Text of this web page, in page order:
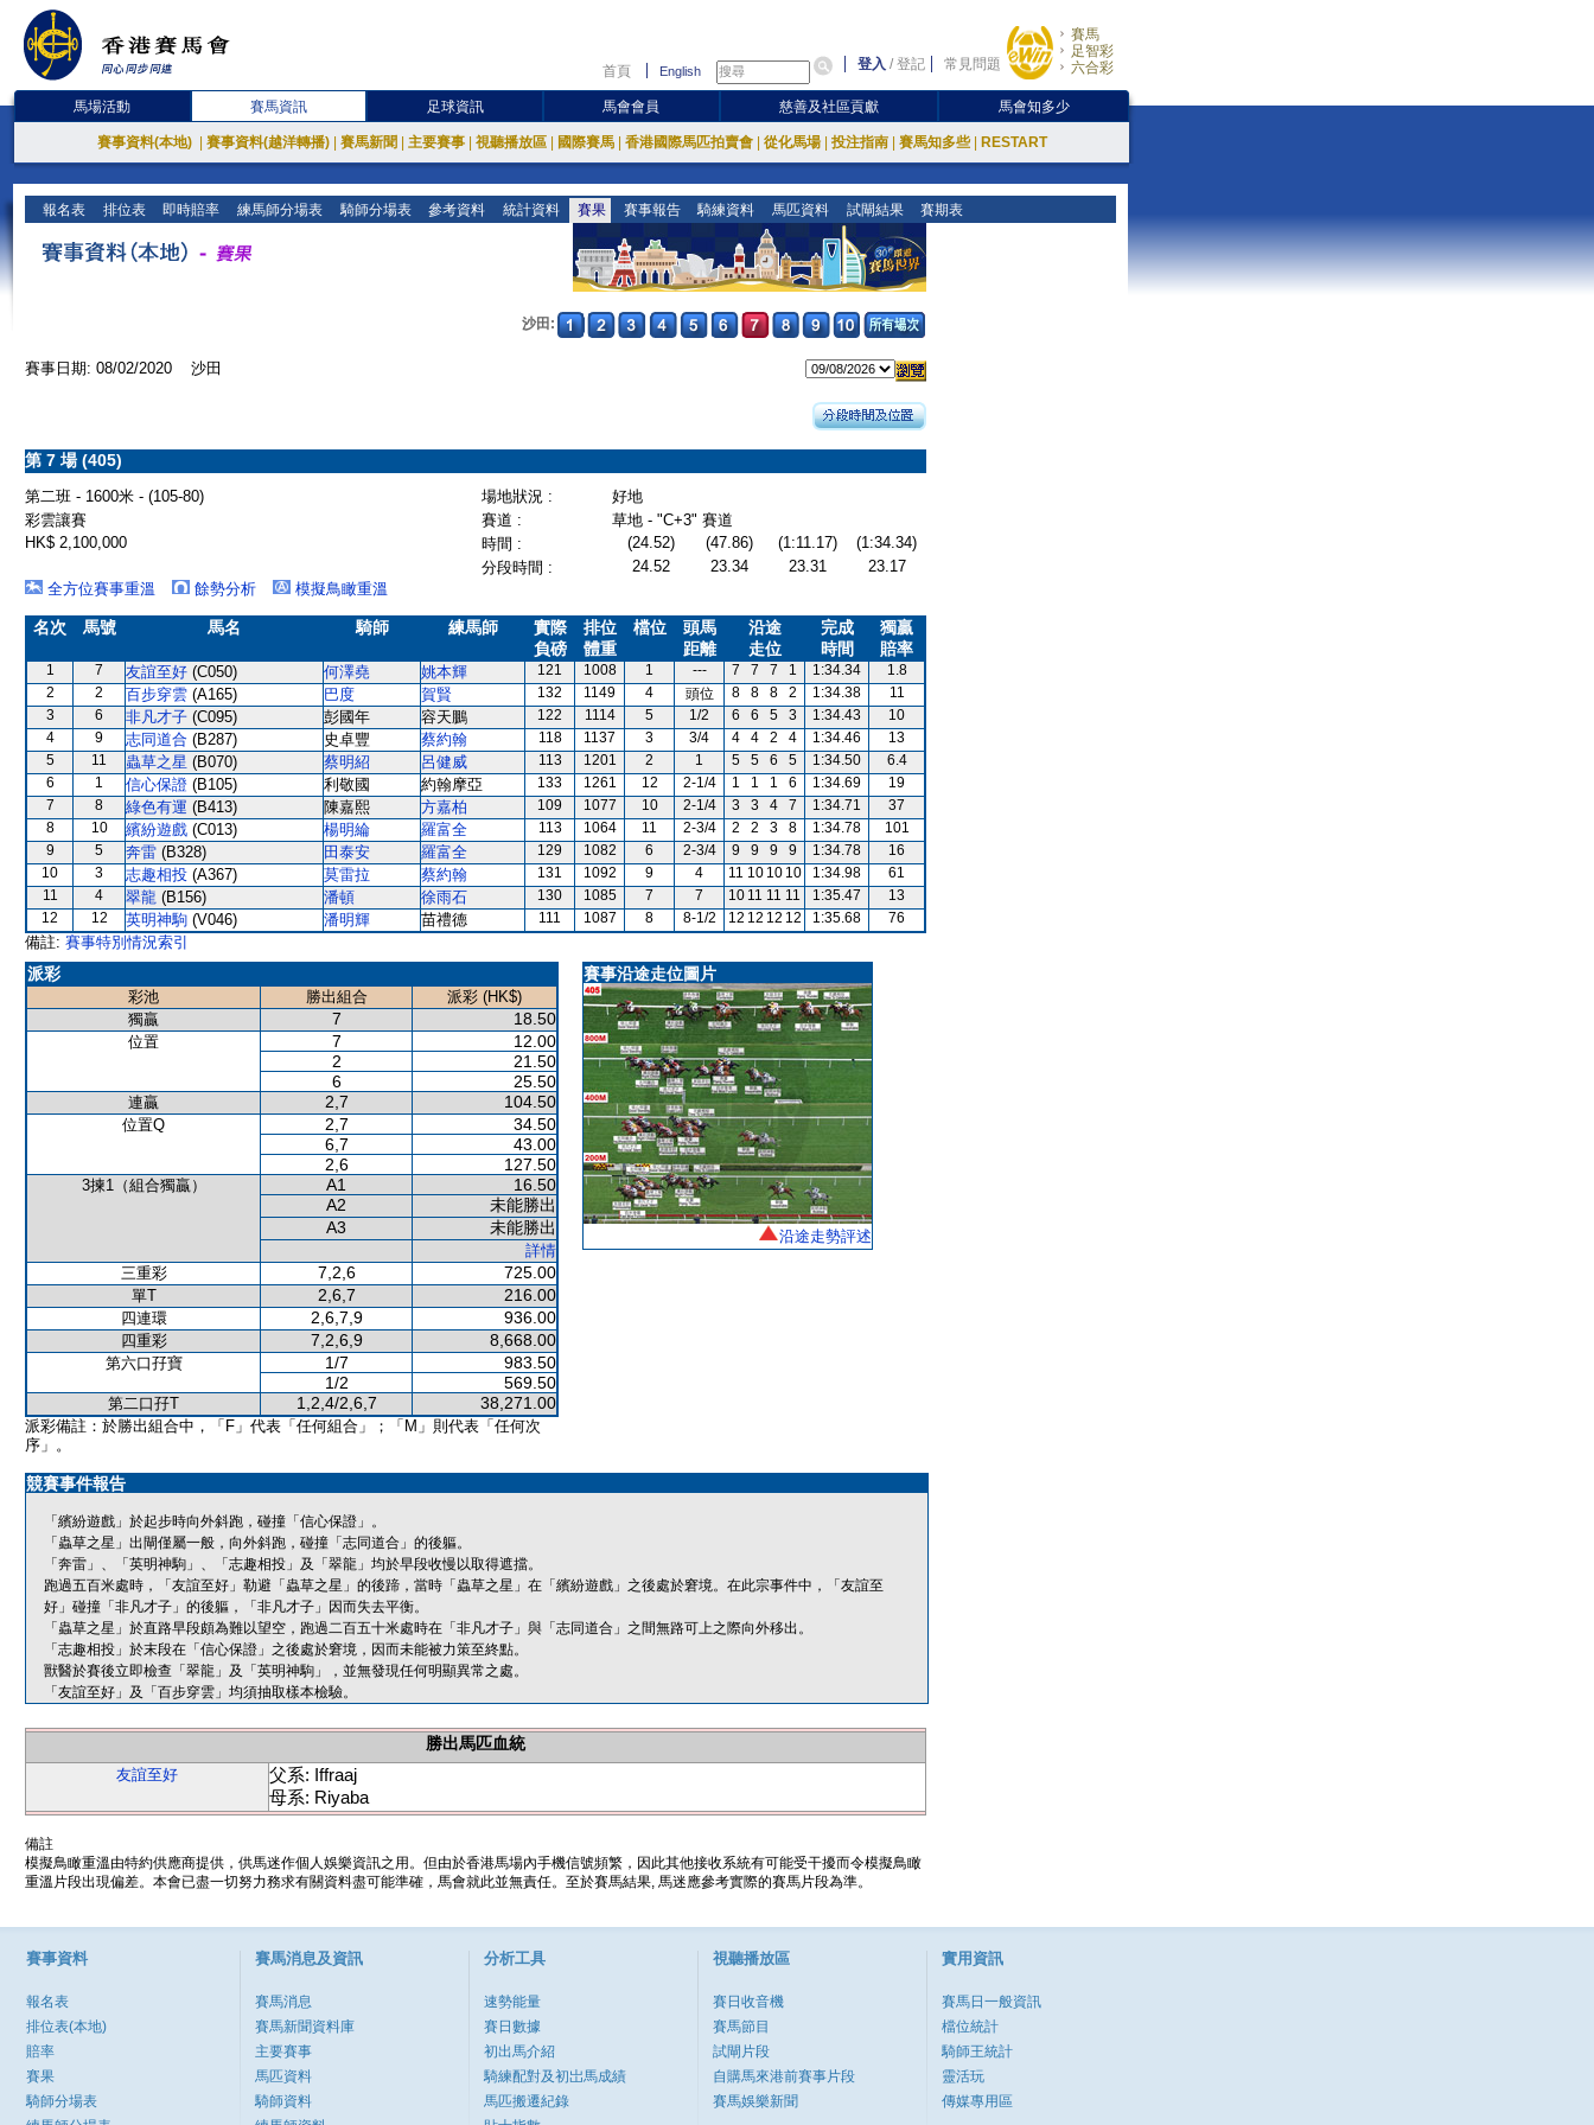
首頁 English 登入 /登記 常見問題
賽馬
足智彩
六合彩
馬場活動 賽馬資訊 足球資訊 馬會會員 慈善及社區貢獻 馬會知多少
賽事資料(本地) 賽事資料(越洋轉播) 賽馬新聞 主要賽事 視聽播放區 國際賽馬 香港國際馬匹拍賣會 從化馬場 投注指南 賽馬知多些 RESTART
報名表 排位表 即時賠率 練馬師分場表 騎師分場表 參考資料 統計資料 賽果 賽事報告 騎練資料 馬匹資料 試閘結果 賽期表
沙田:
賽事日期: 08/02/2020 沙田
第 7 場 (405)
第二班 - 1600米 - (105-80) 場地狀況 :
好地
彩雲讓賽
賽道 :
草地 - "C+3" 賽道
HK$ 2,100,000
時間 : (24.52) (47.86) (1:11.17)
(1:34.34)
分段時間 :
24.52 23.34 23.31
23.17
全方位賽事重溫
餘勢分析 模擬鳥瞰重溫
名次 馬號 馬名 騎師 練馬師
實際
負磅
排位
體重
檔位
頭馬
距離
沿途
走位
完成
時間
獨贏
賠率
1 7 友誼至好 (C050) 何澤堯 姚本輝 121 1008 1 --- 7 7 7 1 1:34.34
1.8
2
2 百步穿雲 (A165) 巴度 賀賢 132 1149 4 頭位 8 8 8 2 1:34.38
11
3
6 非凡才子 (C095) 彭國年 容天鵬 122 1114 5 1/2 6 6 5 3 1:34.43
10
4
9 志同道合 (B287) 史卓豐 蔡約翰 118 1137 3 3/4 4 4 2 4 1:34.46
13
5
11 蟲草之星 (B070) 蔡明紹 呂健威 113 1201 2 1 5 5 6 5 1:34.50
6.4
6
1 信心保證 (B105) 利敬國 約翰摩亞 133 1261 12 2-1/4 1 1 1 6 1:34.69
19
7
8 綠色有運 (B413) 陳嘉熙 方嘉柏 109 1077 10 2-1/4 3 3 4 7 1:34.71
37
8
10 繽紛遊戲 (C013) 楊明綸 羅富全 113 1064 11 2-3/4 2 2 3 8 1:34.78
101
9
5 奔雷 (B328) 田泰安 羅富全 129 1082 6 2-3/4 9 9 9 9 1:34.78
16
10
3 志趣相投 (A367) 莫雷拉 蔡約翰 131 1092 9 4 11 10 10 10 1:34.98
61
11
4 翠龍 (B156) 潘頓 徐雨石 130 1085 7 7 10 11 11 11 1:35.47
13
12
12 英明神駒 (V046) 潘明輝 苗禮德 111 1087 8 8-1/2 12 12 12 12 1:35.68 76
備註: 賽事特別情況索引
派彩
彩池 勝出組合
派彩 (HK$)
獨贏
7 18.50
位置 7
12.00
2
21.50
6
25.50
連贏 2,7 104.50
位置Q 2,7
34.50
6,7
43.00
2,6
127.50
3揀1（組合獨贏） A1
16.50
A2
未能勝出
A3
未能勝出
詳情
三重彩
7,2,6 725.00
單T 2,6,7 216.00
四連環 2,6,7,9 936.00
四重彩 7,2,6,9 8,668.00
第六口孖寶 1/7
983.50
1/2
569.50
第二口孖T 1,2,4/2,6,7 38,271.00
派彩備註：於勝出組合中，「F」代表「任何組合」；「M」則代表「任何次
序」。
賽事沿途走位圖片
沿途走勢評述
競賽事件報告
「繽紛遊戲」於起步時向外斜跑，碰撞「信心保證」。
「蟲草之星」出閘僅屬一般，向外斜跑，碰撞「志同道合」的後軀。
「奔雷」、「英明神駒」、「志趣相投」及「翠龍」均於早段收慢以取得遮擋。
跑過五百米處時，「友誼至好」勒避「蟲草之星」的後蹄，當時「蟲草之星」在「繽紛遊戲」之後處於窘境。在此宗事件中，「友誼至
好」碰撞「非凡才子」的後軀，「非凡才子」因而失去平衡。
「蟲草之星」於直路早段頗為難以望空，跑過二百五十米處時在「非凡才子」與「志同道合」之間無路可上之際向外移出。
「志趣相投」於末段在「信心保證」之後處於窘境，因而未能被力策至終點。
獸醫於賽後立即檢查「翠龍」及「英明神駒」，並無發現任何明顯異常之處。
「友誼至好」及「百步穿雲」均須抽取樣本檢驗。
勝出馬匹血統
友誼至好
父系: Iffraaj
母系: Riyaba
備註
模擬鳥瞰重溫由特約供應商提供，供馬迷作個人娛樂資訊之用。但由於香港馬場內手機信號頻繁，因此其他接收系統有可能受干擾而令模擬鳥瞰
重溫片段出現偏差。本會已盡一切努力務求有關資料盡可能準確，馬會就此並無責任。至於賽馬結果, 馬迷應參考實際的賽馬片段為準。
賽事資料
報名表
排位表(本地)
賠率
賽果
騎師分場表
賽馬消息及資訊
賽馬消息
賽馬新聞資料庫
主要賽事
馬匹資料
騎師資料
分析工具
速勢能量
賽日數據
初出馬介紹
騎練配對及初岀馬成績
馬匹搬遷紀錄
視聽播放區
賽日收音機
賽馬節目
試閘片段
自購馬來港前賽事片段
賽馬娛樂新聞
實用資訊
賽馬日一般資訊
檔位統計
騎師王統計
靈活玩
傳媒專用區